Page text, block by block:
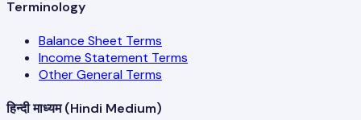
Terminology
Balance Sheet Terms
Income Statement Terms
Other General Terms
हिन्दी माध्यम (Hindi Medium)